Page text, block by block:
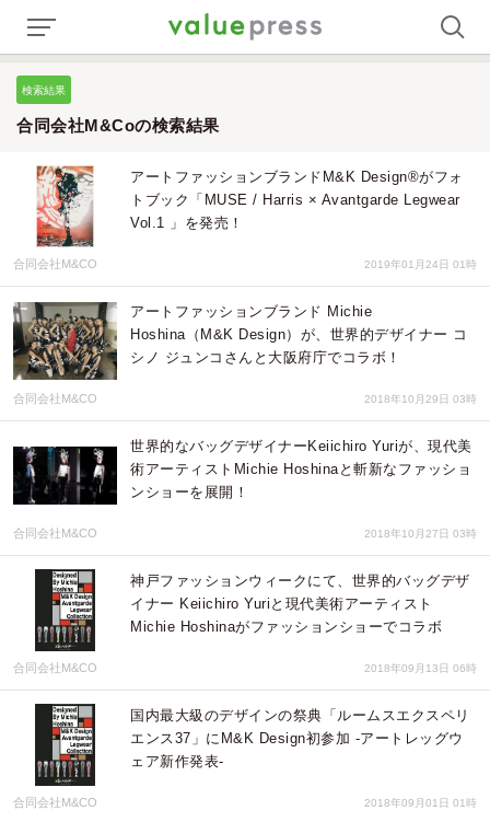
検索結果
合同会社M&Coの検索結果
アートファッションブランドM&K Design®️がフォ
トブック「MUSE / Harris × Avantgarde Legwear
Vol.1 」を発売！
合同会社M&CO 2019年01月24日 01時
アートファッションブランド Michie
Hoshina（M&K Design）が、世界的デザイナー コ
シノ ジュンコさんと大阪府庁でコラボ！
合同会社M&CO 2018年10月29日 03時
世界的なバッグデザイナーKeiichiro Yuriが、現代美
術アーティストMichie Hoshinaと斬新なファッショ
ンショーを展開！
合同会社M&CO 2018年10月27日 03時
神戸ファッションウィークにて、世界的バッグデザ
イナー Keiichiro Yuriと現代美術アーティスト
Michie Hoshinaがファッションショーでコラボ
合同会社M&CO 2018年09月13日 06時
国内最大級のデザインの祭典「ルームスエクスペリ
エンス37」にM&K Design初参加 -アートレッグウ
ェア新作発表-
合同会社M&CO 2018年09月01日 01時